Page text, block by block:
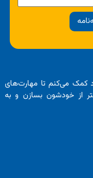
کمک می‌کنم تا مهارت‌های
از خودشون بسازن و به